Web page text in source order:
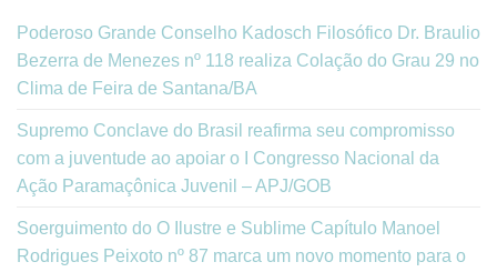
Poderoso Grande Conselho Kadosch Filosófico Dr. Braulio
Bezerra de Menezes nº 118 realiza Colação do Grau 29 no
Clima de Feira de Santana/BA
Supremo Conclave do Brasil reafirma seu compromisso
com a juventude ao apoiar o I Congresso Nacional da
Ação Paramaçônica Juvenil – APJ/GOB
Soerguimento do O Ilustre e Sublime Capítulo Manoel
Rodrigues Peixoto nº 87 marca um novo momento para o